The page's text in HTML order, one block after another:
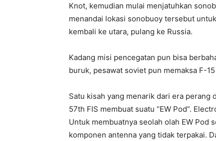
Knot, kemudian mulai menjatuhkan
menandai lokasi sonobuoy tersebut
kembali ke utara, pulang ke Russia.
Kadang misi pencegatan pun bisa
buruk, pesawat soviet pun memaksa F-
Satu kisah yang menarik dari era
57th FIS membuat suatu “EW Pod”.
Untuk membuatnya seolah olah EW Pod
komponen antenna yang tidak terpakai.